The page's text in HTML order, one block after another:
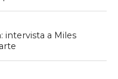
intervista a Miles